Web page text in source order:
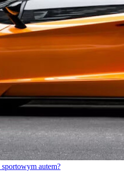
autem?